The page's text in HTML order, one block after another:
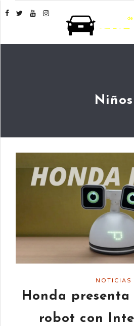
Niños
NOTICIAS
Honda
robot con